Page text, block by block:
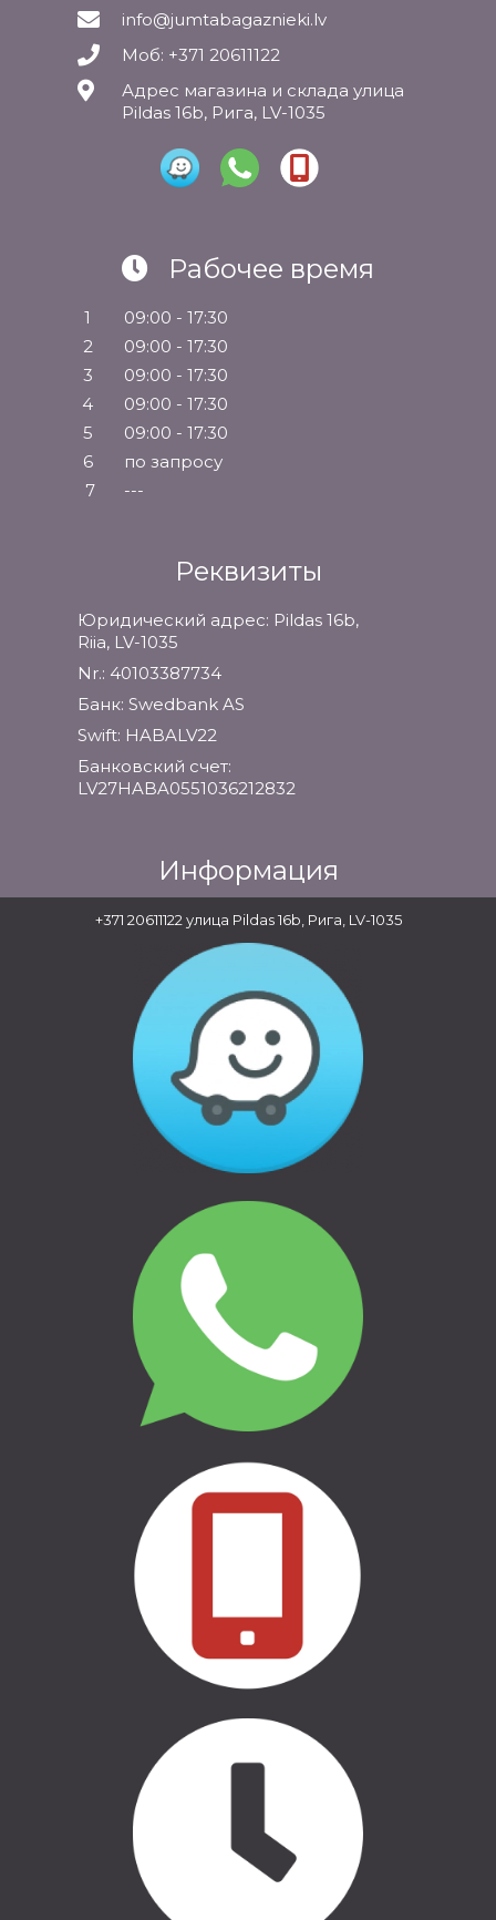
info@jumtabagaznieki.lv
Моб: +371 20611122
Адрес магазина и склада улица
Pildas 16b, Рига, LV-1035
Рабочее время
1
09:00 - 17:30
2
09:00 - 17:30
3
09:00 - 17:30
4
09:00 - 17:30
5
09:00 - 17:30
6
по запросу
7
---
Реквизиты
Юридический адрес: Pildas 16b,
Riia, LV-1035
Nr.: 40103387734
Банк: Swedbank AS
Swift: HABALV22
Банковский счет:
LV27HABA0551036212832
Информация
Гарантии
Отказ и возврат товаров
Политика конфиденциальности
БАГАЖНИКИ &
ТРАНСПОРТИРОВКА
ВЕЛОСИПЕДНЫЕ ДЕРЖАТЕЛИ &
ТРАНСПОРТИРОВКА
СЕМЬЯ & СВОБОДНОЕ ВРЕМЯ
КЕМПИНГ И ПУТЕШЕСТВИЯ
THULE СУМКИ
АВТООБОРУДОВАНИЕ
+371 20611122улица Pildas 16b, Рига, LV-1035